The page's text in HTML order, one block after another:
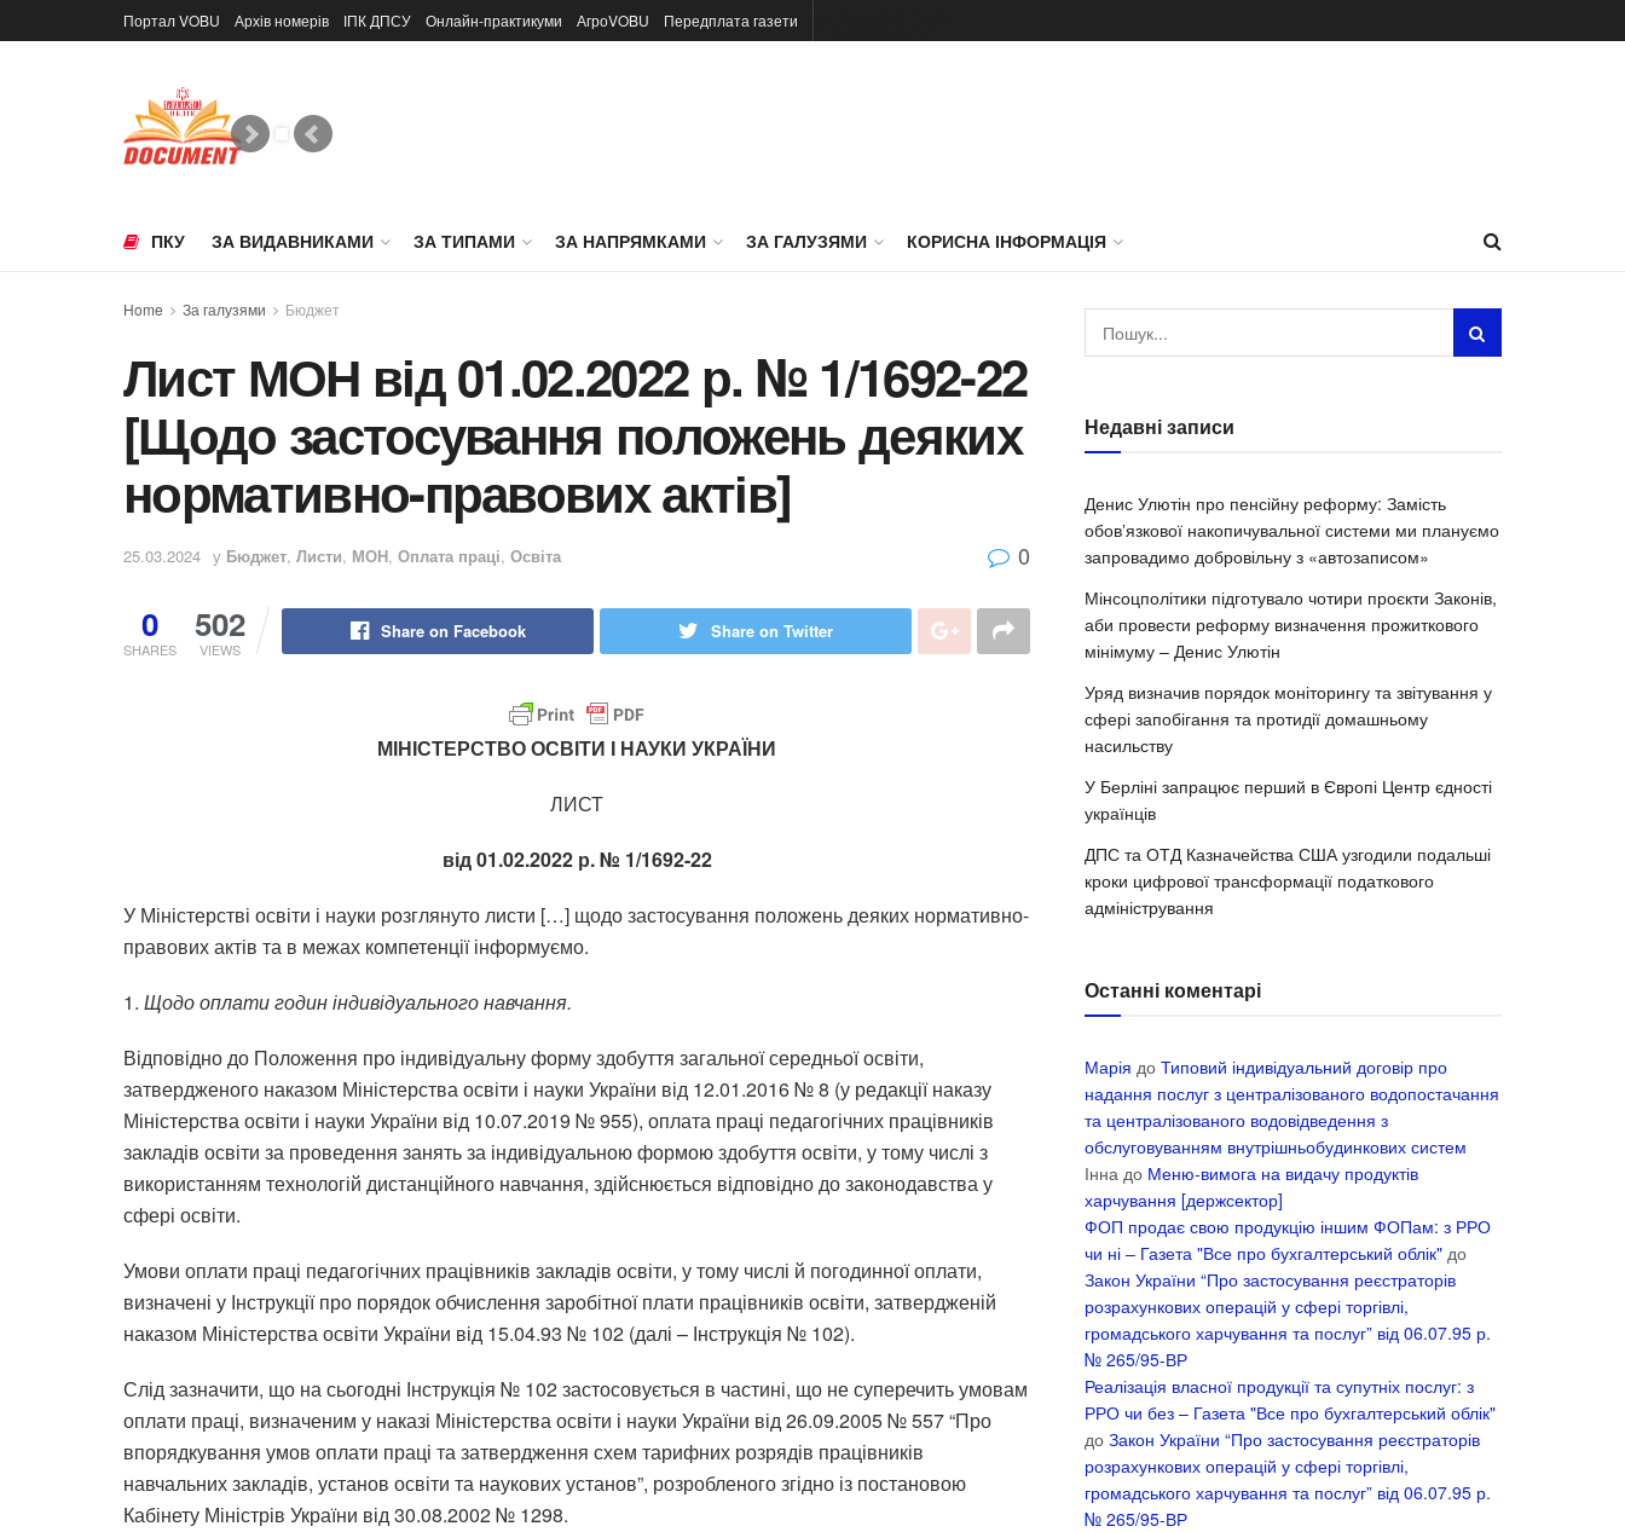
Портал VOBU Архів номерів ІПК ДПСУ Онлайн-практикуми АгроVOBU Передплата газети
ПКУ ЗА ВИДАВНИКАМИ ЗА ТИПАМИ ЗА НАПРЯМКАМИ ЗА ГАЛУЗЯМИ КОРИСНА ІНФОРМАЦІЯ
Home За галузями Бюджет
Лист МОН від 01.02.2022 р. № 1/1692-22
[Щодо застосування положень деяких
нормативно-правових актів]
25.03.2024 у Бюджет, Листи, МОН, Оплата праці, Освіта 0
0
SHARES
502
VIEWS
Share on Facebook Share on Twitter
МІНІСТЕРСТВО ОСВІТИ І НАУКИ УКРАЇНИ
ЛИСТ
від 01.02.2022 р. № 1/1692-22
У Міністерстві освіти і науки розглянуто листи […] щодо застосування положень деяких нормативно-
правових актів та в межах компетенції інформуємо.
1. Щодо оплати годин індивідуального навчання.
Відповідно до Положення про індивідуальну форму здобуття загальної середньої освіти,
затвердженого наказом Міністерства освіти і науки України від 12.01.2016 № 8 (у редакції наказу
Міністерства освіти і науки України від 10.07.2019 № 955), оплата праці педагогічних працівників
закладів освіти за проведення занять за індивідуальною формою здобуття освіти, у тому числі з
використанням технологій дистанційного навчання, здійснюється відповідно до законодавства у
сфері освіти.
Умови оплати праці педагогічних працівників закладів освіти, у тому числі й погодинної оплати,
визначені у Інструкції про порядок обчислення заробітної плати працівників освіти, затвердженій
наказом Міністерства освіти України від 15.04.93 № 102 (далі – Інструкція № 102).
Слід зазначити, що на сьогодні Інструкція № 102 застосовується в частині, що не суперечить умовам
оплати праці, визначеним у наказі Міністерства освіти і науки України від 26.09.2005 № 557 “Про
впорядкування умов оплати праці та затвердження схем тарифних розрядів працівників
навчальних закладів, установ освіти та наукових установ”, розробленого згідно із постановою
Кабінету Міністрів України від 30.08.2002 № 1298.
Недавні записи
Денис Улютін про пенсійну реформу: Замість
обовʼязкової накопичувальної системи ми плануємо
запровадимо добровільну з «автозаписом»
Мінсоцполітики підготувало чотири проєкти Законів,
аби провести реформу визначення прожиткового
мінімуму – Денис Улютін
Уряд визначив порядок моніторингу та звітування у
сфері запобігання та протидії домашньому
насильству
У Берліні запрацює перший в Європі Центр єдності
українців
ДПС та ОТД Казначейства США узгодили подальші
кроки цифрової трансформації податкового
адміністрування
Останні коментарі
Марія до Типовий індивідуальний договір про
надання послуг з централізованого водопостачання
та централізованого водовідведення з
обслуговуванням внутрішньобудинкових систем
Інна до Меню-вимога на видачу продуктів
харчування [держсектор]
ФОП продає свою продукцію іншим ФОПам: з РРО
чи ні – Газета "Все про бухгалтерський облік" до
Закон України “Про застосування реєстраторів
розрахункових операцій у сфері торгівлі,
громадського харчування та послуг” від 06.07.95 р.
№ 265/95-ВР
Реалізація власної продукції та супутніх послуг: з
РРО чи без – Газета "Все про бухгалтерський облік"
до Закон України “Про застосування реєстраторів
розрахункових операцій у сфері торгівлі,
громадського харчування та послуг” від 06.07.95 р.
№ 265/95-ВР